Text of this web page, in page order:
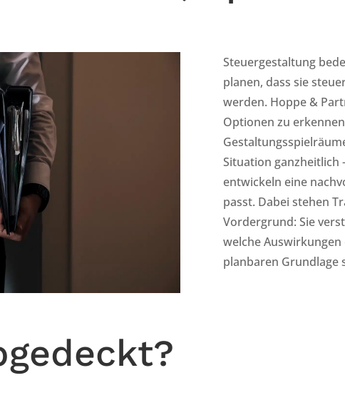
Steuergestaltung
planen, dass sie
werden. Hoppe &
Optionen zu
Situation ganzheitlich
entwickeln eine
passt. Dabei stehen
Vordergrund: Sie
welche
planbaren Grundlage